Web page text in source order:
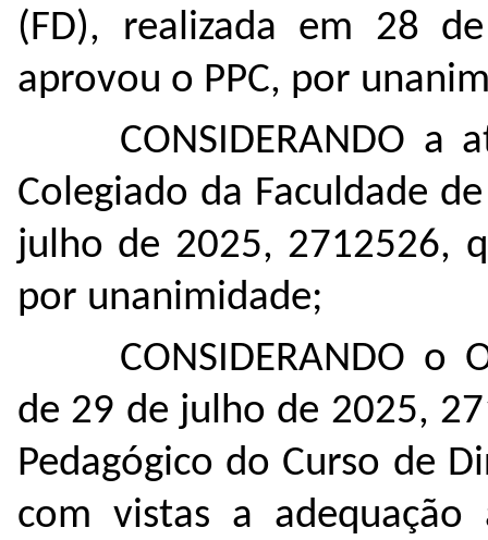
(FD), realizada em 28
aprovou o PPC, por
CONSIDERANDO
Colegiado da Faculdade
julho de 2025, 2712526,
por unanimidade;
CONSIDERANDO o
de 29 de julho de 2025,
Pedagógico do Curso de
com vistas a adequação